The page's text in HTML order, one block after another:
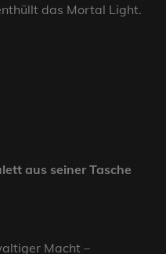
das Mortal Light.
aus seiner Tasche
Macht –